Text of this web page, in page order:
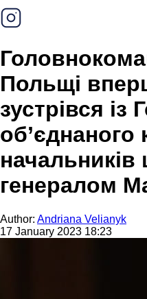
Польщі
зустрівся із
об’єднаного
генералом
Author: Andriana Velianyk
17 January 2023 18:23